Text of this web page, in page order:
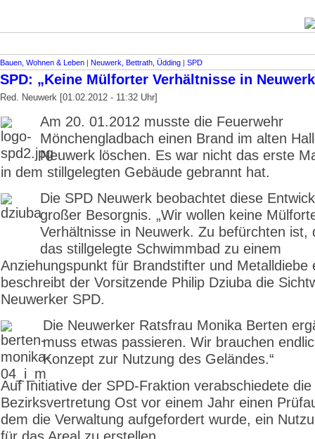
Bauen, Wohnen & Leben | Neuwerk, Bettrath, Üdding | SPD
SPD: „Keine Mülforter Verhältnisse in
Red. Neuwerk [01.02.2012 - 11:32 Uhr]
Am 20. 01.2012 musste die Feuerwehr
Mönchengladbach einen Brand im alten
Neuwerk löschen. Es war nicht das erste
in dem stillgelegten Gebäude gebrannt hat.
Die SPD Neuwerk beobachtet diese
großer Besorgnis. „Wir wollen keine
Verhältnisse in Neuwerk. Zu befürchten ist,
das stillgelegte Schwimmbad zu einem
Anziehungspunkt für Brandstifter und Metalldiebe
beschreibt der Vorsitzende Philip Dziuba die
Neuwerker SPD.
Die Neuwerker Ratsfrau Monika Berten
muss etwas passieren. Wir brauchen
Konzept zur Nutzung des Geländes.“
Auf Initiative der SPD-Fraktion verabschiedete die
Bezirksvertretung Ost vor einem Jahr einen
dem die Verwaltung aufgefordert wurde, ein